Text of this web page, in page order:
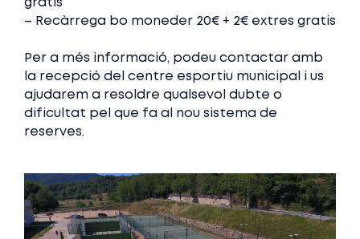
gratis
– Recàrrega bo moneder 20€ + 2€ extres gratis
Per a més informació, podeu contactar amb
la recepció del centre esportiu municipal i us
ajudarem a resoldre qualsevol dubte o
dificultat pel que fa al nou sistema de
reserves.